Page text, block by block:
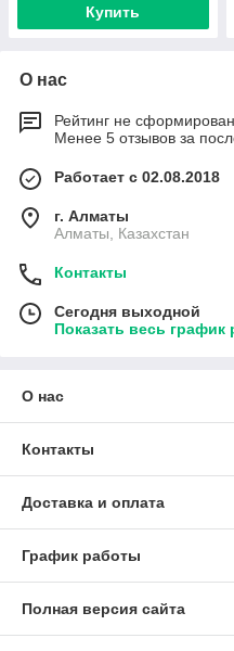
Купить
О нас
Рейтинг не сформирован
Менее 5 отзывов за
Работает с 02.08.2018
г. Алматы
Алматы, Казахстан
Контакты
Сегодня выходной
Показать весь график
О нас
Контакты
Доставка и оплата
График работы
Полная версия сайта